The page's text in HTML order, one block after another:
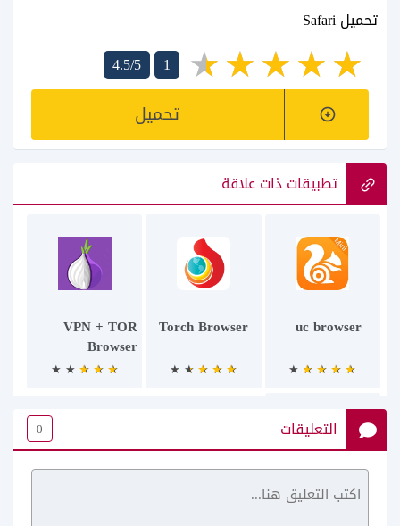
تحميل Safari
4.5/5
1
تحميل
تطبيقات ذات علاقة
uc browser
Torch Browser
VPN + TOR
Browser
Google chrome
التعليقات 0